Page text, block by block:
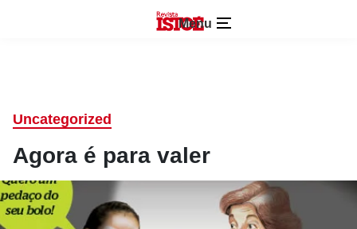
Menu
Uncategorized
Agora é para valer